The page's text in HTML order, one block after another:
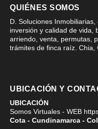
QUIÉNES SOMOS
D. Soluciones
inversión y calidad de vida,
arriendo, venta, permutas,
trámites de finca raíz. Chia,
UBICACIÓN Y
UBICACIÓN
Somos Virtuales - WEB
Cota - Cundinamarca -